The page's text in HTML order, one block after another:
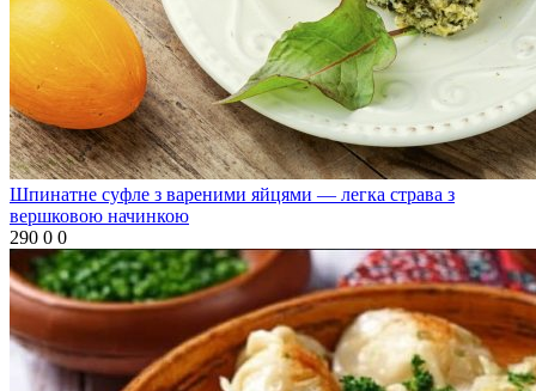
Шпинатне суфле з вареними яйцями — легка страва з
вершковою начинкою
290 0 0